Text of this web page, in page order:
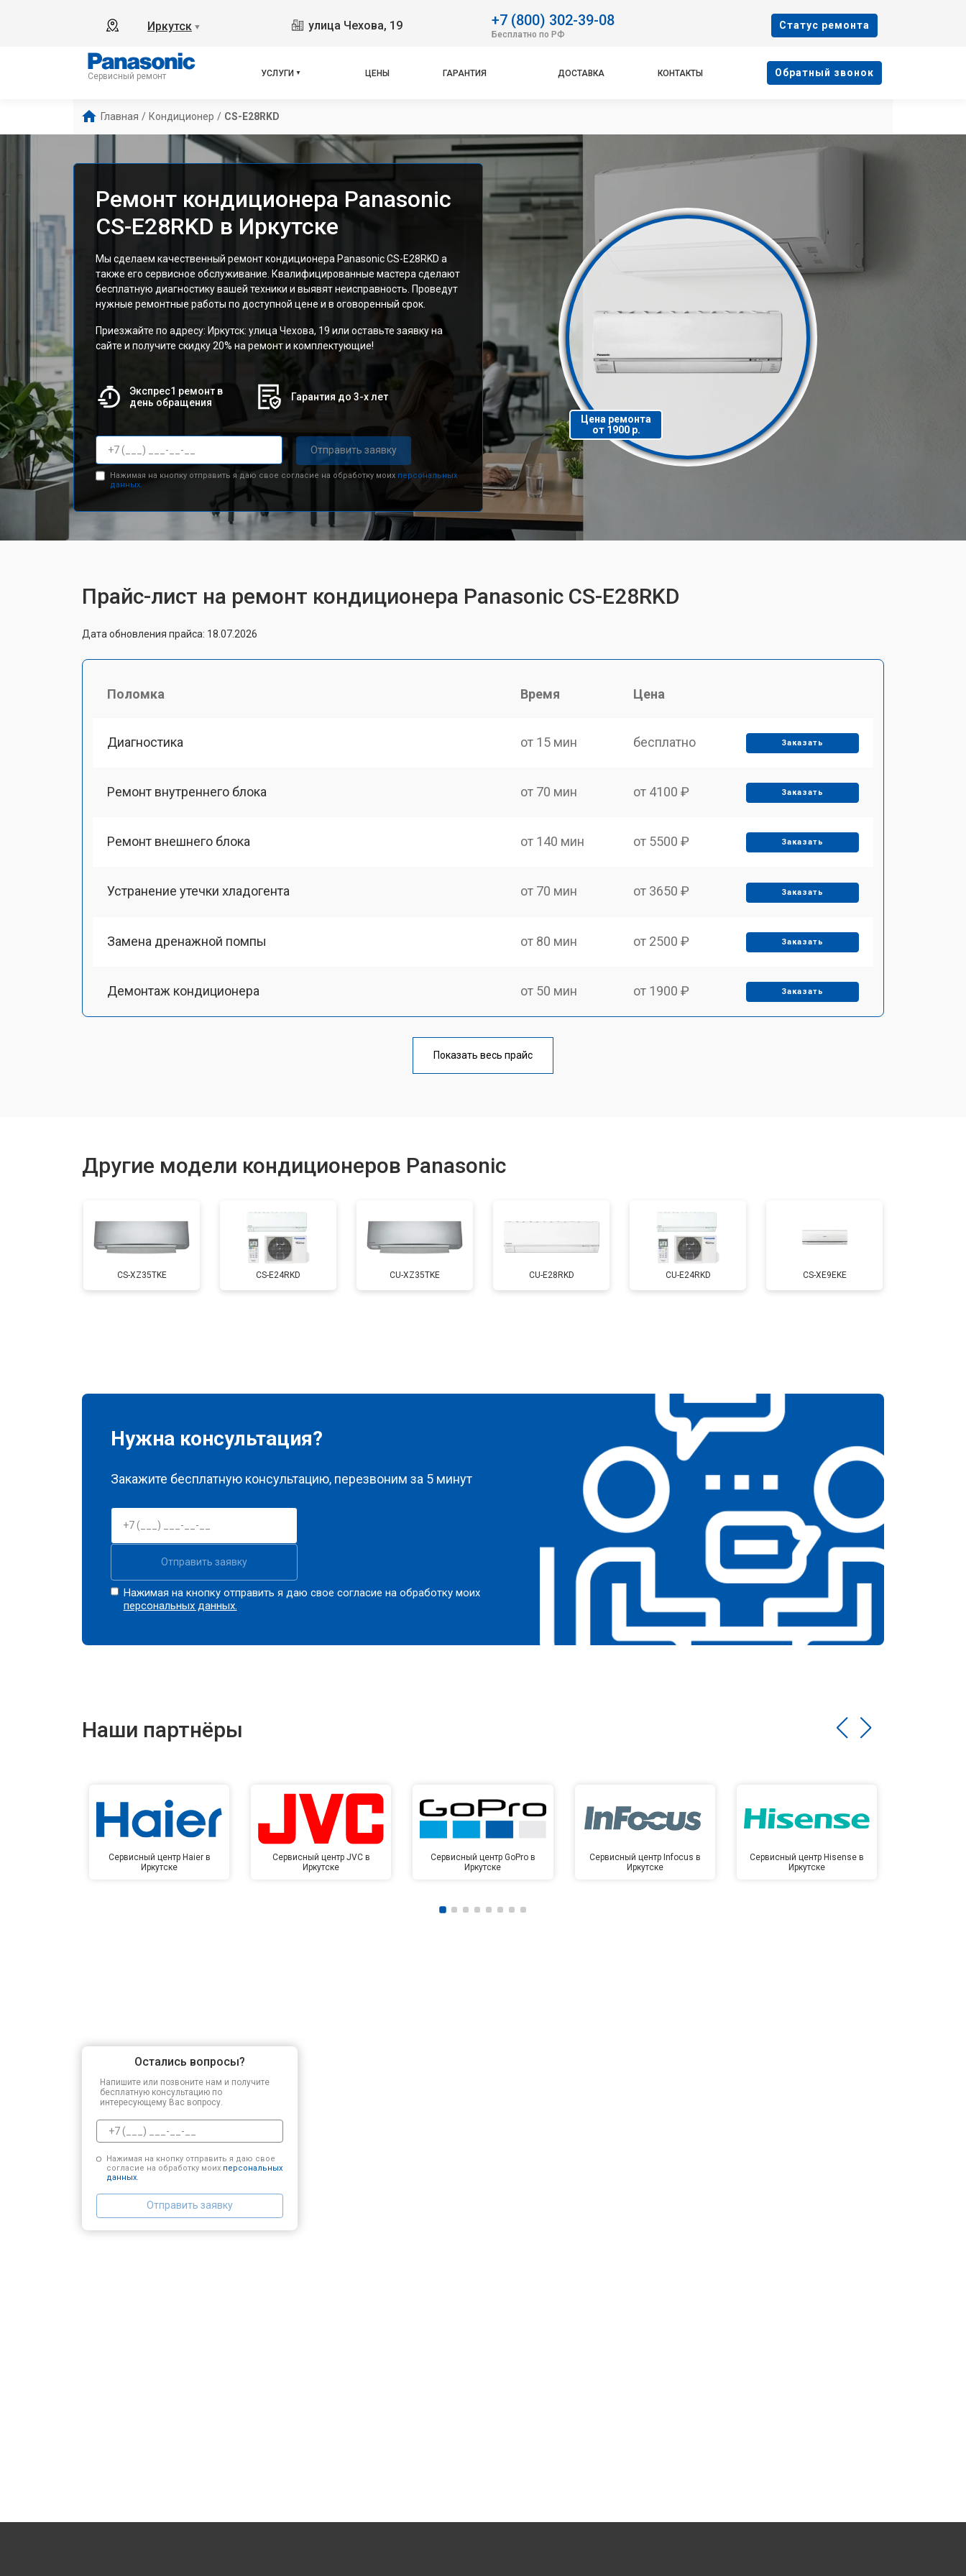
Иркутск ▼ улица Чехова, 19 +7 (800) 302-39-08
Бесплатно по РФ
Cтатус ремонта
Сервисный ремонт УСЛУГИ ЦЕНЫ ГАРАНТИЯ ДОСТАВКА КОНТАКТЫ Oбратный звонок
Главная / Кондиционер / CS-E28RKD
Ремонт кондиционера Panasonic
CS-E28RKD в Иркутске
Мы сделаем качественный ремонт кондиционера Panasonic CS-E28RKD а
также его сервисное обслуживание. Квалифицированные мастера сделают
бесплатную диагностику вашей техники и выявят неисправность. Проведут
нужные ремонтные работы по доступной цене и в оговоренный срок.
Приезжайте по адресу: Иркутск: улица Чехова, 19 или оставьте заявку на
сайте и получите скидку 20% на ремонт и комплектующие!
Экспрес1 ремонт в
день обращения
Гарантия до 3-х лет
Отправить заявку
Нажимая на кнопку отправить я даю свое согласие на обработку моих персональных
данных.
Цена ремонта
от 1900 р.
Прайс-лист на ремонт кондиционера Panasonic CS-E28RKD
Дата обновления прайса: 18.07.2026
Поломка Время Цена
Диагностика от 15 мин бесплатно Заказать
Ремонт внутреннего блока от 70 мин от 4100 ₽ Заказать
Ремонт внешнего блока от 140 мин от 5500 ₽ Заказать
Устранение утечки хладогента от 70 мин от 3650 ₽ Заказать
Замена дренажной помпы от 80 мин от 2500 ₽ Заказать
Демонтаж кондиционера от 50 мин от 1900 ₽ Заказать
от 80 мин
Показать весь прайс
Другие модели кондиционеров Panasonic
CS-XZ35TKE CS-E24RKD CU-XZ35TKE CU-E28RKD CU-E24RKD CS-XE9EKE
Нужна консультация?
Закажите бесплатную консультацию, перезвоним за 5 минут
Отправить заявку
Нажимая на кнопку отправить я даю свое согласие на обработку моих
персональных данных.
Наши партнёры
Сервисный центр Haier в
Иркутске
Сервисный центр JVC в
Иркутске
Сервисный центр GoPro в
Иркутске
Сервисный центр Infocus в
Иркутске
Сервисный центр Hisense в
Иркутске
Остались вопросы?
Напишите или позвоните нам и получите
бесплатную консультацию по
интересующему Вас вопросу.
Нажимая на кнопку отправить я даю свое
согласие на обработку моих персональных
данных.
Отправить заявку